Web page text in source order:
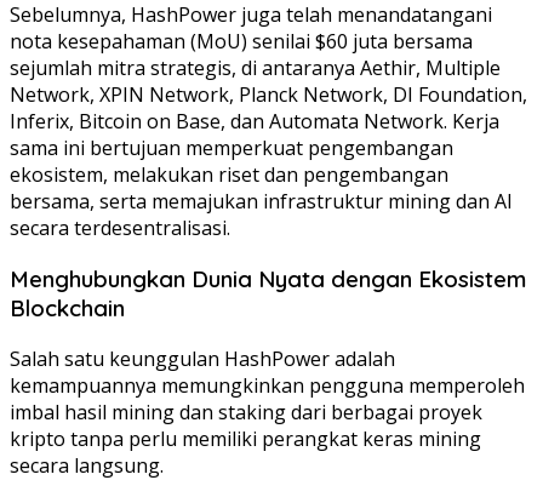
Sebelumnya, HashPower juga telah menandatangani
nota kesepahaman (MoU) senilai $60 juta bersama
sejumlah mitra strategis, di antaranya Aethir, Multiple
Network, XPIN Network, Planck Network, DI Foundation,
Inferix, Bitcoin on Base, dan Automata Network. Kerja
sama ini bertujuan memperkuat pengembangan
ekosistem, melakukan riset dan pengembangan
bersama, serta memajukan infrastruktur mining dan AI
secara terdesentralisasi.
Menghubungkan Dunia Nyata dengan Ekosistem
Blockchain
Salah satu keunggulan HashPower adalah
kemampuannya memungkinkan pengguna memperoleh
imbal hasil mining dan staking dari berbagai proyek
kripto tanpa perlu memiliki perangkat keras mining
secara langsung.